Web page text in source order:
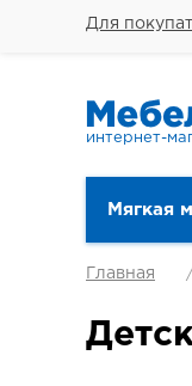
Для
интернет-
Мягкая
Главная